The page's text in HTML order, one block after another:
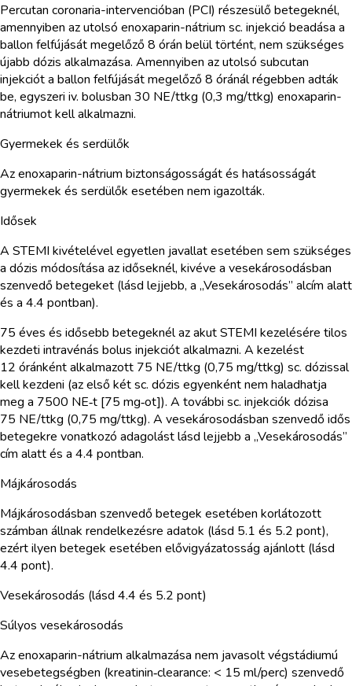
Percutan coronaria-intervencióban (PCI) részesülő betegeknél,
amennyiben az utolsó enoxaparin-nátrium sc. injekció beadása a
ballon felfújását megelőző 8 órán belül történt, nem szükséges
újabb dózis alkalmazása. Amennyiben az utolsó subcutan
injekciót a ballon felfújását megelőző 8 óránál régebben adták
be, egyszeri iv. bolusban 30 NE/ttkg (0,3 mg/ttkg) enoxaparin-
nátriumot kell alkalmazni.
Gyermekek és serdülők
Az enoxaparin-nátrium biztonságosságát és hatásosságát
gyermekek és serdülők esetében nem igazolták.
Idősek
A STEMI kivételével egyetlen javallat esetében sem szükséges
a dózis módosítása az időseknél, kivéve a vesekárosodásban
szenvedő betegeket (lásd lejjebb, a „Vesekárosodás” alcím alatt
és a 4.4 pontban).
75 éves és idősebb betegeknél az akut STEMI kezelésére tilos
kezdeti intravénás bolus injekciót alkalmazni. A kezelést
12 óránként alkalmazott 75 NE/ttkg (0,75 mg/ttkg) sc. dózissal
kell kezdeni (az első két sc. dózis egyenként nem haladhatja
meg a 7500 NE‑t [75 mg‑ot]). A további sc. injekciók dózisa
75 NE/ttkg (0,75 mg/ttkg). A vesekárosodásban szenvedő idős
betegekre vonatkozó adagolást lásd lejjebb a „Vesekárosodás”
cím alatt és a 4.4 pontban.
Májkárosodás
Májkárosodásban szenvedő betegek esetében korlátozott
számban állnak rendelkezésre adatok (lásd 5.1 és 5.2 pont),
ezért ilyen betegek esetében elővigyázatosság ajánlott (lásd
4.4 pont).
Vesekárosodás (lásd 4.4 és 5.2 pont)
Súlyos vesekárosodás
Az enoxaparin-nátrium alkalmazása nem javasolt végstádiumú
vesebetegségben (kreatinin‑clearance: < 15 ml/perc) szenvedő